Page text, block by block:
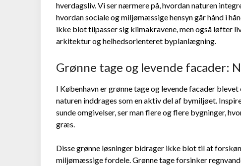
hverdagsliv. Vi ser nærmere på, hvordan naturen
hvordan sociale og miljømæssige hensyn går hånd i
ikke blot tilpasser sig klimakravene, men også løfter
arkitektur og helhedsorienteret byplanlægning.
Grønne tage og levende facader:
I København er grønne tage og levende facader
naturen inddrages som en aktiv del af bymiljøet.
sunde omgivelser, ser man flere og flere bygninger,
græs.
Disse grønne løsninger bidrager ikke blot til at
miljømæssige fordele. Grønne tage forsinker